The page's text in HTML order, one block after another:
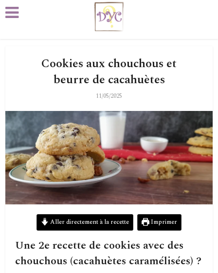
Cookies aux chouchous et
beurre de cacahuètes
11/05/2025
Aller directement à la recette Imprimer
Une 2e recette de cookies avec des
chouchous (cacahuètes caramélisées) ?